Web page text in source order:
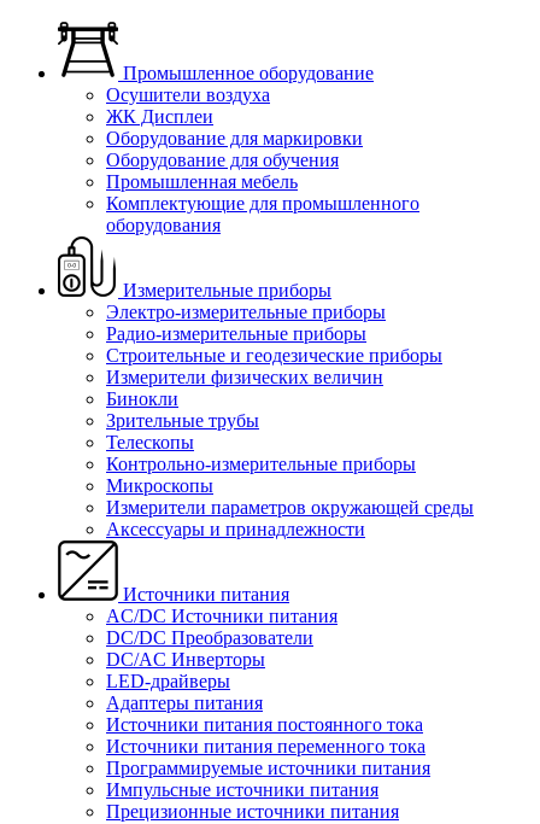
Промышленное оборудование
Осушители воздуха
ЖК Дисплеи
Оборудование для маркировки
Оборудование для обучения
Промышленная мебель
Комплектующие для промышленного
оборудования
Измерительные приборы
Электро-измерительные приборы
Радио-измерительные приборы
Строительные и геодезические приборы
Измерители физических величин
Бинокли
Зрительные трубы
Телескопы
Контрольно-измерительные приборы
Микроскопы
Измерители параметров окружающей среды
Аксессуары и принадлежности
Источники питания
AC/DC Источники питания
DC/DC Преобразователи
DC/AC Инверторы
LED-драйверы
Адаптеры питания
Источники питания постоянного тока
Источники питания переменного тока
Программируемые источники питания
Импульсные источники питания
Прецизионные источники питания